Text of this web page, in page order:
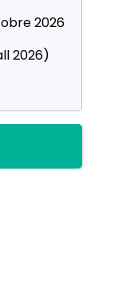
2026
2026)